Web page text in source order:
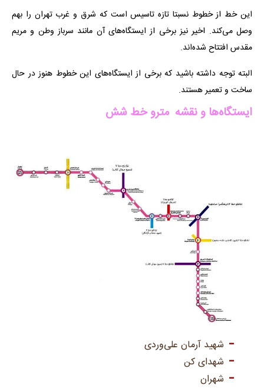
این خط از خطوط نسبتا تازه تاسیس است که شرق و غرب تهران را بهم
وصل می‌کند. اخیر نیز برخی از ایستگاه‌های آن مانند سرباز وطن و مریم
مقدس افتتاح شده‌اند.
البته توجه داشته باشید که برخی از ایستگاه‌های این خطوط هنوز در حال
ساخت و تعمیر هستند.
ایستگاه‌ها و نقشه مترو خط شش
شهید آرمان علی‌وردی
شهدای کن
شهران